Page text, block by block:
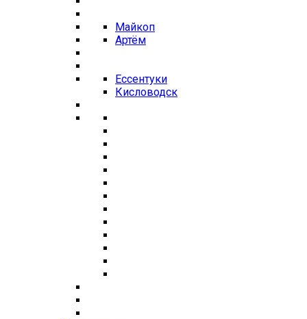
Майкоп
Артём
Ессентуки
Кисловодск